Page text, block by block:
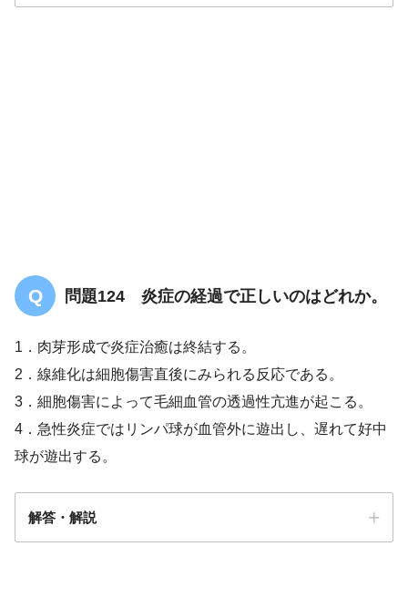
問題124 炎症の経過で正しいのはどれか。
1．肉芽形成で炎症治癒は終結する。
2．線維化は細胞傷害直後にみられる反応である。
3．細胞傷害によって毛細血管の透過性亢進が起こる。
4．急性炎症ではリンパ球が血管外に遊出し、遅れて好中
球が遊出する。
解答・解説